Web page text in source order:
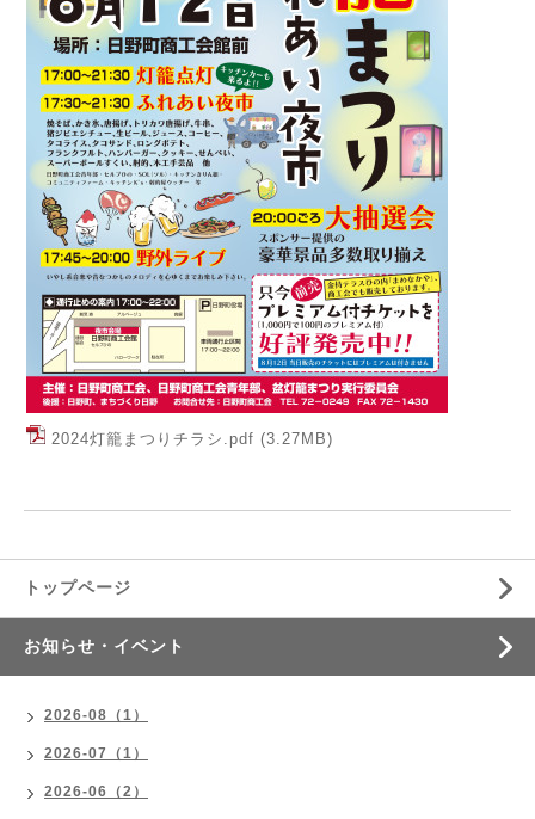
2024灯籠まつりチラシ.pdf (3.27MB)
トップページ
お知らせ・イベント
2026-08（1）
2026-07（1）
2026-06（2）